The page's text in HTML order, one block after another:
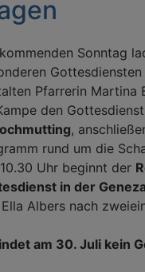
Sonntag
Pfarrerin Martina
den
,
rund um die
Uhr beginnt der
in der
Albers nach
am 30. Juli kein